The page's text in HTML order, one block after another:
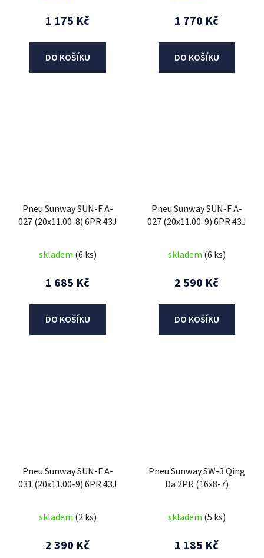
1 175 Kč
DO KOŠÍKU
1 770 Kč
DO KOŠÍKU
Pneu Sunway SUN-F A-
027 (20x11.00-8) 6PR 43J
skladem (6 ks)
1 685 Kč
DO KOŠÍKU
Pneu Sunway SUN-F A-
027 (20x11.00-9) 6PR 43J
skladem (6 ks)
2 590 Kč
DO KOŠÍKU
Pneu Sunway SUN-F A-
031 (20x11.00-9) 6PR 43J
skladem (2 ks)
2 390 Kč
Pneu Sunway SW-3 Qing
Da 2PR (16x8-7)
skladem (5 ks)
1 185 Kč